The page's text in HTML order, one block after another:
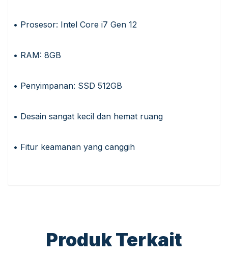
• Prosesor: Intel Core i7 Gen 12
• RAM: 8GB
• Penyimpanan: SSD 512GB
• Desain sangat kecil dan hemat ruang
• Fitur keamanan yang canggih
Produk Terkait